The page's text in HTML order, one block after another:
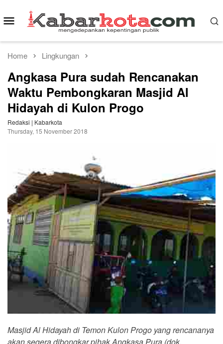
to
content
Mobile
Menu
Home Lingkungan
Angkasa Pura sudah Rencanakan
Waktu Pembongkaran Masjid Al
Hidayah di Kulon Progo
Redaksi | Kabarkota
Thursday, 15 November 2018
Masjid Al Hidayah di Temon Kulon Progo yang rencananya